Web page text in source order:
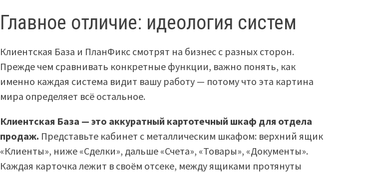
Главное отличие: идеология систем
Клиентская База и ПланФикс смотрят на бизнес с разных сторон.
Прежде чем сравнивать конкретные функции, важно понять, как
именно каждая система видит вашу работу — потому что эта картина
мира определяет всё остальное.
Клиентская База — это аккуратный картотечный шкаф для отдела
продаж. Представьте кабинет с металлическим шкафом: верхний ящик
«Клиенты», ниже «Сделки», дальше «Счета», «Товары», «Документы».
Каждая карточка лежит в своём отсеке, между ящиками протянуты